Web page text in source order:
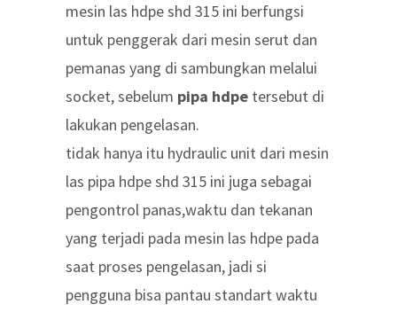
mesin las hdpe shd 315 ini berfungsi
untuk penggerak dari mesin serut dan
pemanas yang di sambungkan melalui
socket, sebelum pipa hdpe tersebut di
lakukan pengelasan.
tidak hanya itu hydraulic unit dari mesin
las pipa hdpe shd 315 ini juga sebagai
pengontrol panas,waktu dan tekanan
yang terjadi pada mesin las hdpe pada
saat proses pengelasan, jadi si
pengguna bisa pantau standart waktu